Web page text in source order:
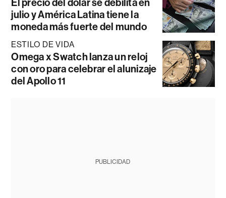
julio y América Latina tiene la
moneda más fuerte del mundo
ESTILO DE VIDA
Omega x Swatch lanza un reloj
con oro para celebrar el alunizaje
del Apollo 11
PUBLICIDAD